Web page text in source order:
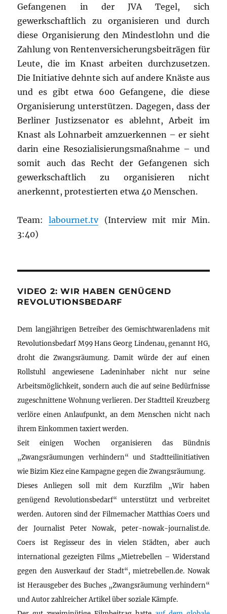
Gefangenen in der JVA Tegel, sich
gewerkschaftlich zu organisieren und durch
diese Organisierung den Mindestlohn und die
Zahlung von Rentenversicherungsbeiträgen für
Leute, die im Knast arbeiten durchzusetzen.
Die Initiative dehnte sich auf andere Knäste aus
und es gibt etwa 600 Gefangene, die diese
Organisierung unterstützen. Dagegen, dass der
Berliner Justizsenator es ablehnt, Arbeit im
Knast als Lohnarbeit amzuerkennen – er sieht
darin eine Resozialisierungsmaßnahme – und
somit auch das Recht der Gefangenen sich
gewerkschaftlich zu organisieren nicht
anerkennt, protestierten etwa 40 Menschen.
Team:labournet.tv(Interview mit mir Min.
3:40)
VIDEO 2: WIR HABEN GENÜGEND
REVOLUTIONSBEDARF
Dem langjährigen Betreiber des Gemischtwarenladens mit
Revolutionsbedarf M99 Hans Georg Lindenau, genannt HG,
droht die Zwangsräumung. Damit würde der auf einen
Rollstuhl angewiesene Ladeninhaber nicht nur seine
Arbeitsmöglichkeit, sondern auch die auf seine Bedürfnisse
zugeschnittene Wohnung verlieren. Der Stadtteil Kreuzberg
verlöre einen Anlaufpunkt, an dem Menschen nicht nach
ihrem Einkommen taxiert werden.
Seit einigen Wochen organisieren das Bündnis
„Zwangsräumungen verhindern“ und Stadtteilinitiativen
wie Bizim Kiez eine Kampagne gegen die Zwangsräumung.
Dieses Anliegen soll mit dem Kurzfilm „Wir haben
genügend Revolutionsbedarf“ unterstützt und verbreitet
werden. Autoren sind der Filmemacher Matthias Coers und
der Journalist Peter Nowak, peter-nowak-journalist.de.
Coers ist Regisseur des in vielen Städten, aber auch
international gezeigten Films „Mietrebellen – Widerstand
gegen den Ausverkauf der Stadt“, mietrebellen.de. Nowak
ist Herausgeber des Buches „Zwangsräumung verhindern“
und Autor zahlreicher Artikel über soziale Kämpfe.